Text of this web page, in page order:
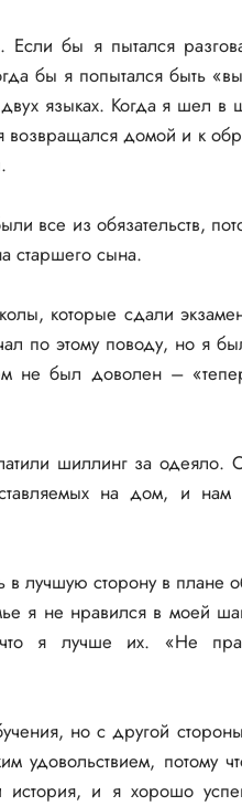
бы я пытался
бы я попытался быть
языках. Когда я шел
возвращался домой и к
все из обязательств,
старшего сына.
которые сдали
по этому поводу, но я
не был доволен –
шиллинг за одеяло.
на дом, и нам
лучшую сторону в плане
я не нравился в моей
я лучше их. «Не
но с другой
удовольствием, потому
и история, и я хорошо